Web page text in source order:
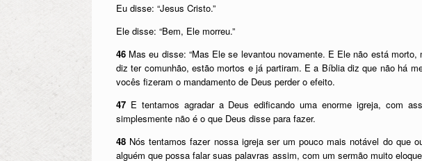
Eu disse: “Jesus Cristo.”
Ele disse: “Bem, Ele morreu.”
46 Mas eu disse: “Mas Ele se levantou novamente. E Ele não está
diz ter comunhão, estão mortos e já partiram. E a Bíblia diz que não há
vocês fizeram o mandamento de Deus perder o efeito.
47 E tentamos agradar a Deus edificando uma enorme igreja, com
simplesmente não é o que Deus disse para fazer.
48 Nós tentamos fazer nossa igreja ser um pouco mais notável do que
alguém que possa falar suas palavras assim, com um sermão muito